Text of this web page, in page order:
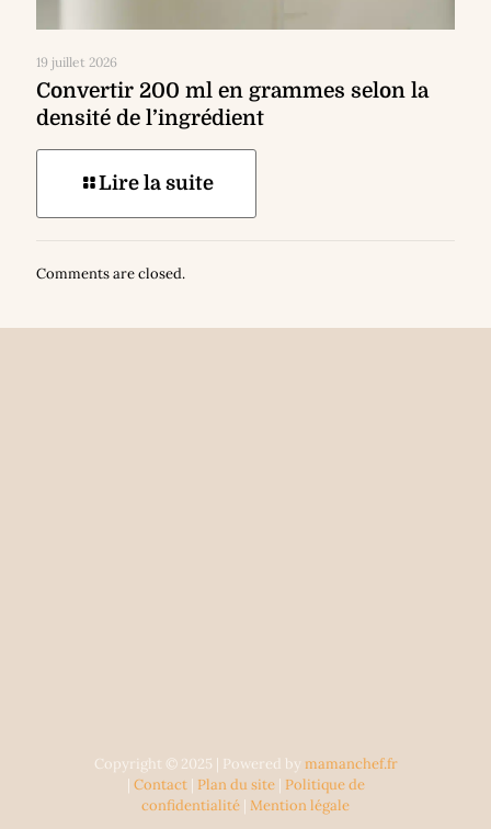
19 juillet 2026
Convertir 200 ml en grammes selon la
densité de l’ingrédient
Lire la suite
Comments are closed.
Copyright © 2025 | Powered by mamanchef.fr
Contact| Plan du site| Politique de
confidentialité Mention légale